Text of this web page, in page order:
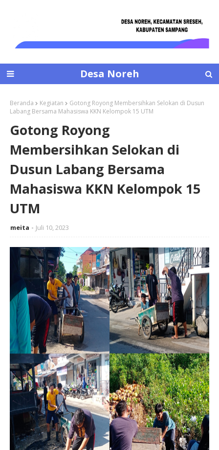
Desa Noreh
Beranda Kegiatan
Gotong Royong Membersihkan Selokan di Dusun
Labang Bersama Mahasiswa KKN Kelompok 15 UTM
Gotong Royong
Membersihkan Selokan di
Dusun Labang Bersama
Mahasiswa KKN Kelompok 15
UTM
meita Juli 10, 2023